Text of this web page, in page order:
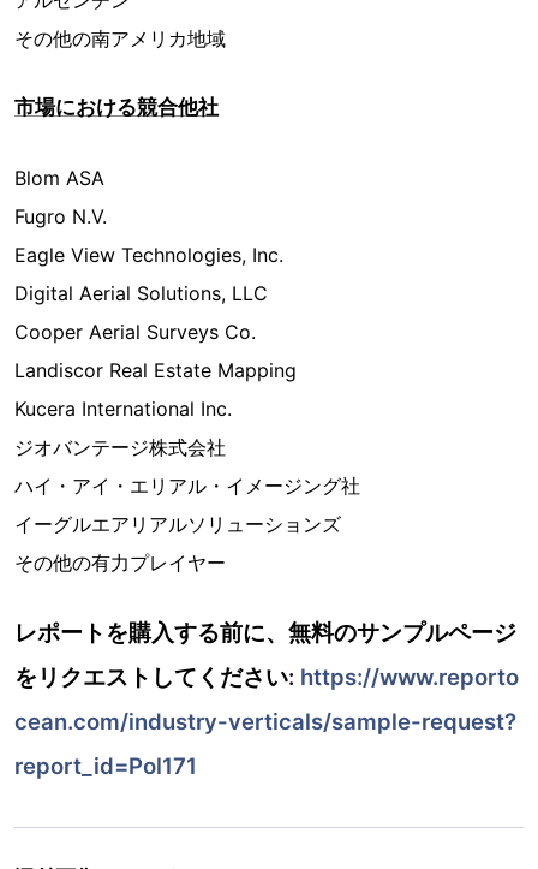
その他の南アメリカ地域
市場における競合他社
Blom ASA
Fugro N.V.
Eagle View Technologies, Inc.
Digital Aerial Solutions, LLC
Cooper Aerial Surveys Co.
Landiscor Real Estate Mapping
Kucera International Inc.
ジオバンテージ株式会社
ハイ・アイ・エリアル・イメージング社
イーグルエアリアルソリューションズ
その他の有力プレイヤー
レポートを購入する前に、無料のサンプルページ
をリクエストしてください: https://www.reporto
cean.com/industry-verticals/sample-request?
report_id=Pol171